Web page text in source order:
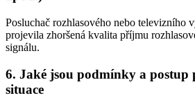
Posluchač rozhlasového nebo televizního
projevila zhoršená kvalita příjmu
signálu.
6. Jaké jsou podmínky a postup
situace